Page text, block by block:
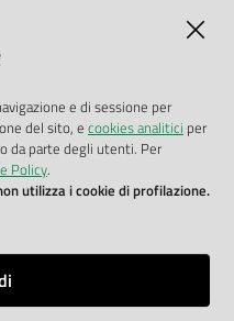
e di sessione per
del sito, e cookies analitici per
da parte degli utenti. Per
Policy.
utilizza i cookie di profilazione.